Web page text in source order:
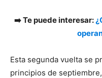
➡️ Te puede interesar:
Esta segunda vuelta se
principios de septiembre,